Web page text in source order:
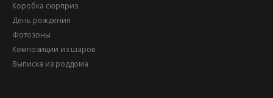
Коробка сюрприз
День рождения
Фотозоны
Композиции из шаров
Выписка из роддома